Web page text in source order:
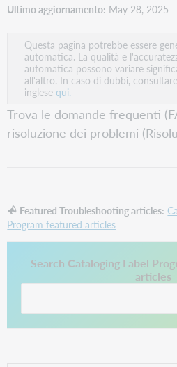
Ultimo aggiornamento May 28, 2025
Questa pagina potrebbe essere
automatica. La qualità e
automatica possono variare
all'altro. In caso di dubbi,
inglesequi.
Trova le domande frequenti
risoluzione dei problemi
Featured Troubleshooting articles:
Program featured articles
Search Cataloging Label
articles
Questo collegamento si apre in una